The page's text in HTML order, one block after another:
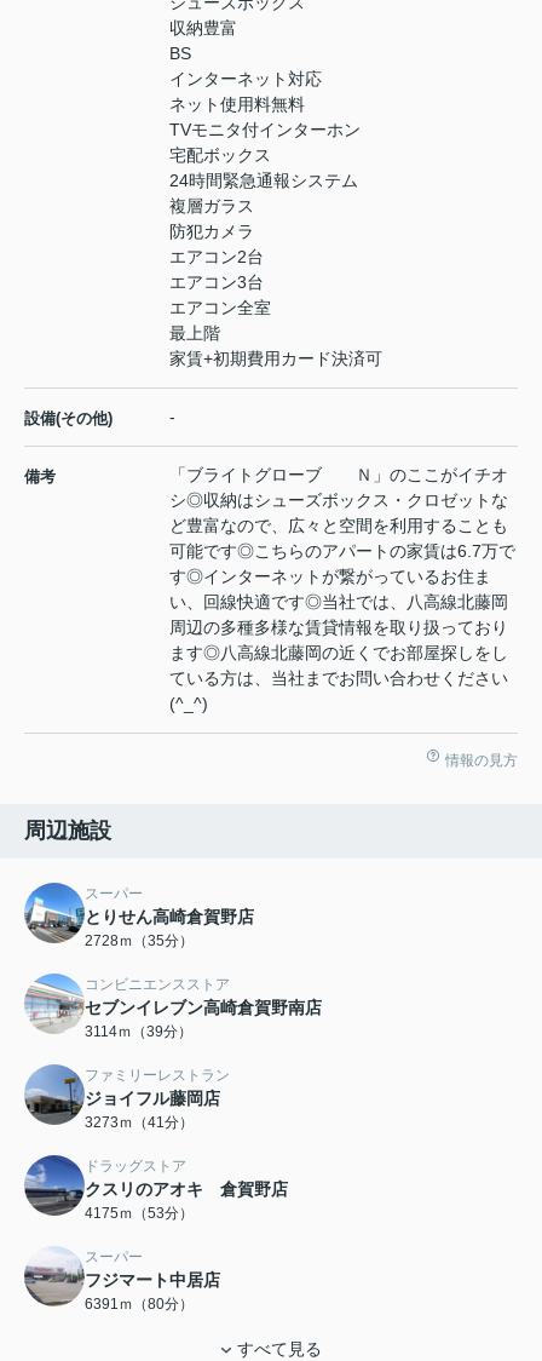
収納豊富
BS
インターネット対応
ネット使用料無料
TVモニタ付インターホン
宅配ボックス
24時間緊急通報システム
複層ガラス
防犯カメラ
エアコン2台
エアコン3台
エアコン全室
最上階
家賃+初期費用カード決済可
設備(その他) -
備考
「ブライトグローブ Ｎ」のここがイチオ
シ◎収納はシューズボックス・クロゼットな
ど豊富なので、広々と空間を利用することも
可能です◎こちらのアパートの家賃は6.7万で
す◎インターネットが繋がっているお住ま
い、回線快適です◎当社では、八高線北藤岡
周辺の多種多様な賃貸情報を取り扱っており
ます◎八高線北藤岡の近くでお部屋探しをし
ている方は、当社までお問い合わせください
(^_^)
情報の見方
周辺施設
スーパー
とりせん高崎倉賀野店
2728ｍ（35分）
コンビニエンスストア
セブンイレブン高崎倉賀野南店
3114ｍ（39分）
ファミリーレストラン
ジョイフル藤岡店
3273ｍ（41分）
ドラッグストア
クスリのアオキ 倉賀野店
4175ｍ（53分）
スーパー
フジマート中居店
6391ｍ（80分）
すべて見る